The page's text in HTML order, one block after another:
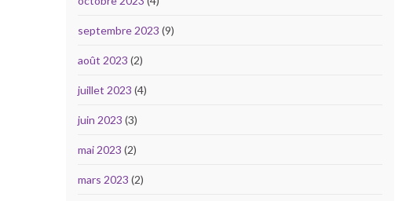
septembre 2023 (9)
août 2023 (2)
juillet 2023 (4)
juin 2023 (3)
mai 2023 (2)
mars 2023 (2)